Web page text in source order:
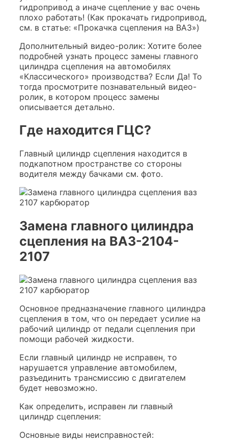
гидропривод а иначе сцепление у вас очень
плохо работать! (Как прокачать гидропривод,
см. в статье: «Прокачка сцепления на ВАЗ»)
Дополнительный видео-ролик: Хотите более
подробней узнать процесс замены главного
цилиндра сцепления на автомобилях
«Классического» производства? Если Да! То
тогда просмотрите познавательный видео-
ролик, в котором процесс замены
описывается детально.
Где находится ГЦС?
Главный цилиндр сцепления находится в
подкапотном пространстве со стороны
водителя между бачками см. фото.
Замена главного цилиндра
сцепления на ВАЗ-2104-
2107
Основное предназначение главного цилиндра
сцепления в том, что он передает усилие на
рабочий цилиндр от педали сцепления при
помощи рабочей жидкости.
Если главный цилиндр не исправен, то
нарушается управление автомобилем,
разъединить трансмиссию с двигателем
будет невозможно.
Как определить, исправен ли главный
цилиндр сцепления:
Основные виды неисправностей: